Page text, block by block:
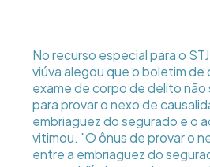
No recurso especial para o
viúva alegou que o boletim de
exame de corpo de delito não
para provar o nexo de
embriaguez do segurado e o
vitimou. "O ônus de provar o
entre a embriaguez do